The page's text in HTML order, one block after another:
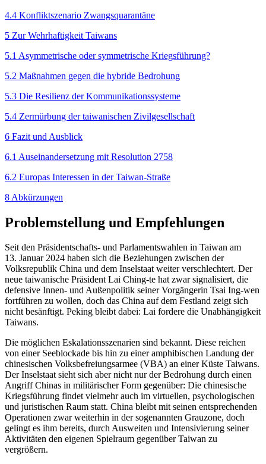
4.4 Konfliktszenario Zwangsquarantäne
5 Zur Wehrhaftigkeit Taiwans
5.1 Asymmetrische oder symmetrische Kriegsführung?
5.2 Maßnahmen gegen die hybride Bedrohung
5.3 Die Resilienz der Kommunikationssysteme
5.4 Zermürbung der taiwanischen Zivilgesellschaft
6 Fazit und Ausblick
6.1 Auseinandersetzung mit Resolution 2758
6.2 Europas Interessen in der Taiwan-Straße
8 Abkürzungen
Problemstellung und Empfehlungen
Seit den Präsidentschafts- und Parlamentswahlen in Taiwan am
13. Januar 2024 haben sich die Beziehungen zwischen der
Volksrepublik China und dem Insel­staat weiter verschlechtert. Der
neue taiwanische Präsident Lai Ching-te hat zwar signalisiert, die
defen­sive Innen- und Außenpolitik seiner Vorgängerin Tsai Ing-wen
fortführen zu wollen, doch das China auf dem Festland zeigt sich
nicht besänftigt. Peking bleibt dabei: Lai fordere die Unabhängigkeit
Taiwans.
Die möglichen Eskalationsszenarien sind bekannt. Diese reichen
von einer Seeblockade bis hin zu einer amphibischen Landung der
chinesischen Volks­befreiungsarmee (VBA) an einer Küste Taiwans.
Der Inselstaat sieht sich aber nicht nur der Bedrohung durch einen
Angriff Chinas in militärischer Form gegenüber: Die chinesische
Kriegsführung findet vielmehr auch im virtuellen, psychologischen
und juristischen Raum statt. China bleibt mit seinen entsprechenden
Operationen zwar weiterhin in der sogenannten Grauzone, doch
gelingt es ihm bereits, durch Ausweiten und Intensivierung seiner
Aktivi­täten den eigenen Spielraum gegenüber Taiwan zu
vergrößern.